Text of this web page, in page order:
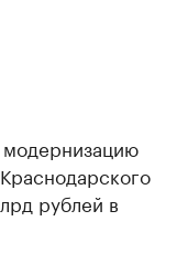
рублей в